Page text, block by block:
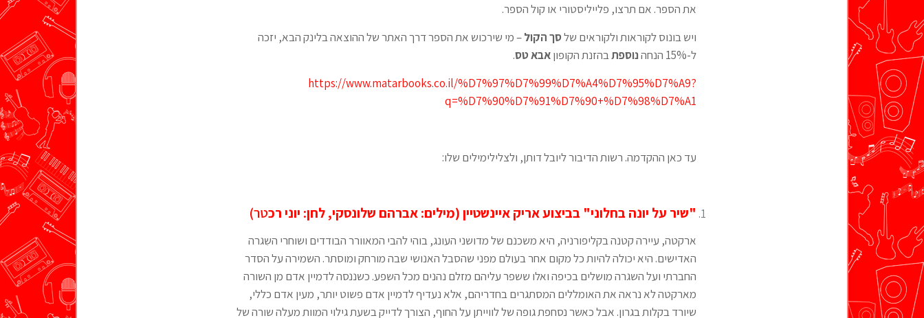
את הספר. אם תרצו, פלייליסטורי או קול הספר.
ויש בונוס לקוראות ולקוראים שלסך הקול– מי שירכוש את הספר דרך האתר של ההוצאה בלינק הבא, יזכה
ל-15% הנחה
נוספתבהזנת הקופוןאבא טס.
https://www.matarbooks.co.il/%D7%97%D7%99%D7%A4%D7%95%D7%A9?
q=%D7%90%D7%91%D7%90+%D7%98%D7%A1
עד כאן ההקדמה. רשות הדיבור ליובל דותן, ולצלילימילים שלו:
"שיר על יונה בחלוני" בביצוע אריק איינשטיין (מילים: אברהם שלונסקי, לחן: יוני רכטר)
ארקטה, עיירה קטנה בקליפורניה, היא משכנם של מדושני העונג, בוהי להבי המאוורר הבודדים ושוחרי השִגרה
האדישים. היא יכולה להיות כל מקום אחר בעולם מפני שהסבל האנושי שבה מורחק ומוסתר. השמירה על הסדר
החברתי ועל השגרה מושלים בכיפה ואלו ששפר עליהם מזלם נהנים מכל השפע. כשננסה לדמיין אדם מן השורה
מארקטה לא נראה את האומללים המסתגרים בחדריהם, אלא נעדיף לדמיין אדם פשוט יותר, מעין אדם כללי,
שיורד בקלות בגרון. אבל כאשר נסחפת גופה של לווייתן על החוף, הצורך לדייק בשעת גילוי המוות מעלה שורה של